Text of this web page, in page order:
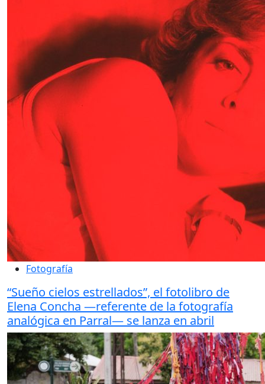
Fotografía
“Sueño cielos estrellados”, el fotolibro de
Elena Concha —referente de la fotografía
analógica en Parral— se lanza en abril